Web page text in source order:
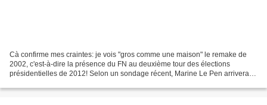
Cà confirme mes craintes: je vois "gros comme une maison" le remake de
2002, c'est-à-dire la présence du FN au deuxième tour des élections
présidentielles de 2012! Selon un sondage récent, Marine Le Pen arriverait